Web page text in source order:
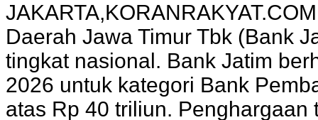
Daerah Jawa Timur Tbk (Bank
tingkat nasional. Bank Jatim
2026 untuk kategori Bank
atas Rp 40 triliun.